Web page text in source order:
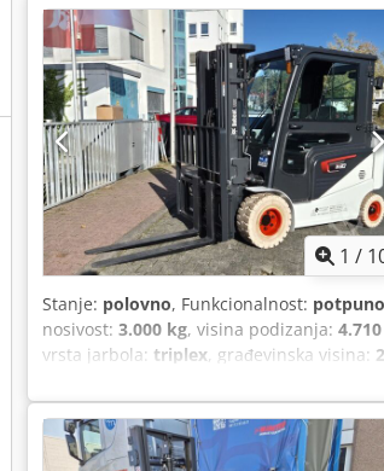
1 /
Stanje: polovno, Funkcionalnost:
nosivost: 3.000 kg, visina podizanja:
vrsta jarbola: triplex, građevinska visina:
širina gradnje:1.244 mm,